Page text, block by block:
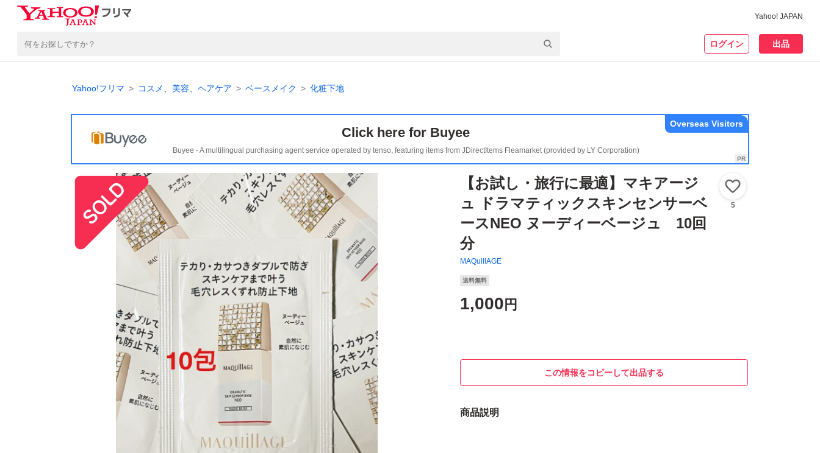
Yahoo! JAPAN
ログイン 出品
Yahoo!フリマ コスメ、美容、ヘアケア ベースメイク 化粧下地
Click here for Buyee
Buyee - A multilingual purchasing agent service operated by tenso, featuring items from JDirectItems Fleamarket (provided by LY Corporation)
Overseas Visitors
【お試し・旅行に最適】マキアージ
ュ ドラマティックスキンセンサーベ
ースNEO ヌーディーベージュ 10回
分
MAQuillAGE
5
送料無料
1,000 円
この情報をコピーして出品する
商品説明